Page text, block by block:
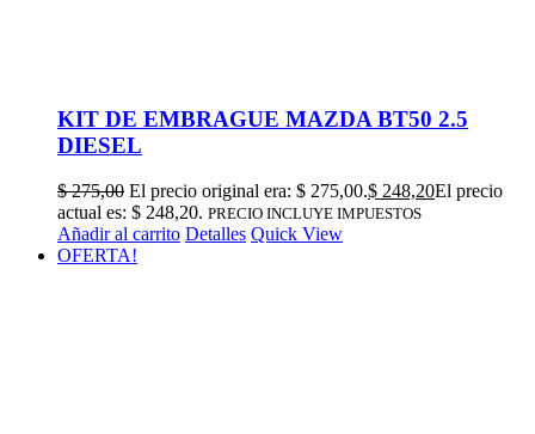
KIT DE EMBRAGUE MAZDA BT50 2.5
DIESEL
$275,00 El precio original era: $ 275,00.$ 248,20El precio
actual es: $ 248,20. PRECIO INCLUYE IMPUESTOS
Añadir al carrito Detalles Quick View
OFERTA!